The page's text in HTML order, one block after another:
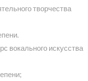
творчества
вокального искусства